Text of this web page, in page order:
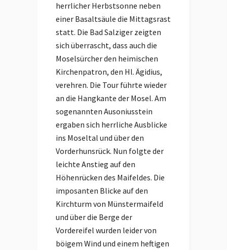
herrlicher Herbstsonne neben
einer Basaltsäule die Mittagsrast
statt. Die Bad Salziger zeigten
sich überrascht, dass auch die
Moselsürcher den heimischen
Kirchenpatron, den Hl. Ägidius,
verehren. Die Tour führte wieder
an die Hangkante der Mosel. Am
sogenannten Ausoniusstein
ergaben sich herrliche Ausblicke
ins Moseltal und über den
Vorderhunsrück. Nun folgte der
leichte Anstieg auf den
Höhenrücken des Maifeldes. Die
imposanten Blicke auf den
Kirchturm von Münstermaifeld
und über die Berge der
Vordereifel wurden leider von
böigem Wind und einem heftigen